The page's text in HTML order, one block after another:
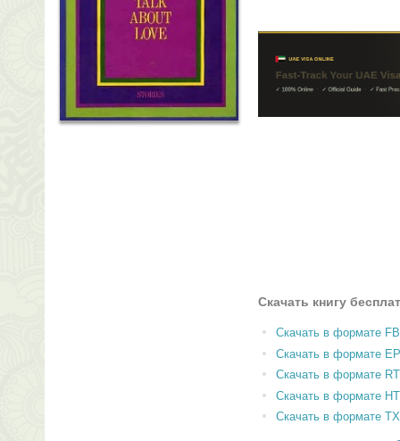
Скачать книгу
Скачать в формате
Скачать в формате
Скачать в формате
Скачать в формате
Скачать в формате